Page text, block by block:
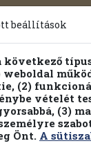
beállítások
következő
(2)
vételét
(3)
Önt. A